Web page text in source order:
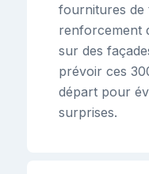
fournitures de
renforcement
sur des
prévoir ces
départ pour
surprises.